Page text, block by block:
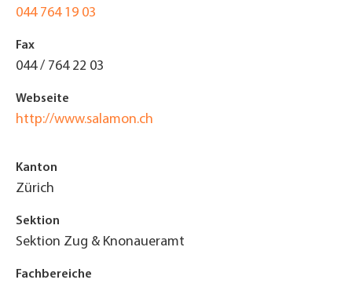
044 764 19 03
Fax
044 / 764 22 03
Webseite
http://www.salamon.ch
Kanton
Zürich
Sektion
Sektion Zug & Knonaueramt
Fachbereiche